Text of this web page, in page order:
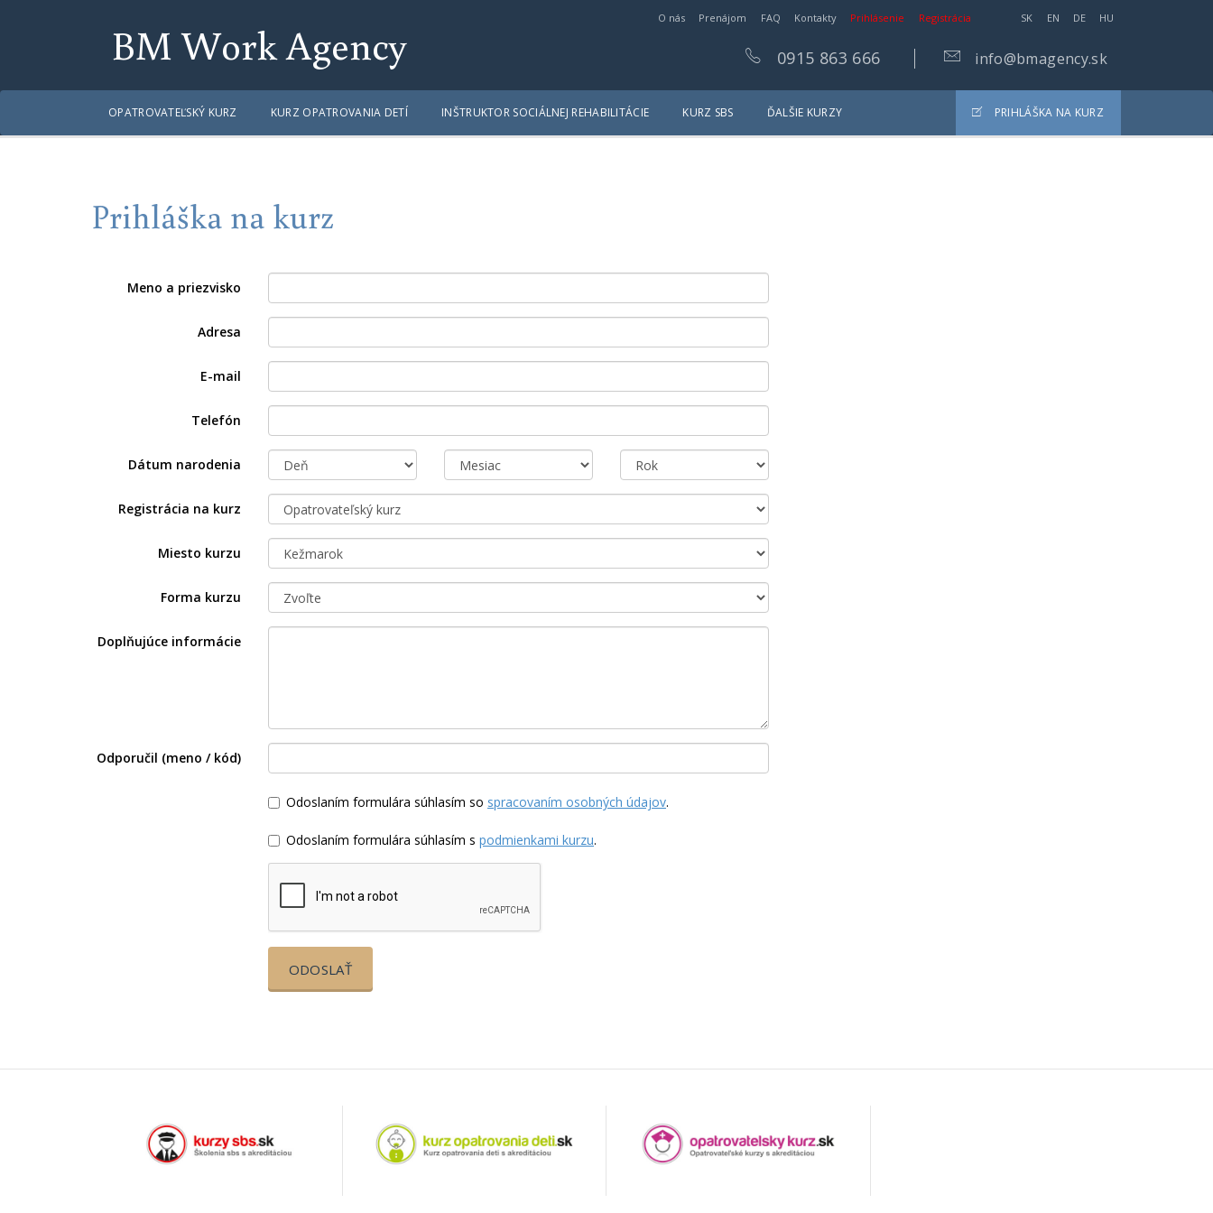
BM Work Agency
SK EN DE HU
O nás Prenájom FAQ Kontakty Prihlásenie Registrácia
0915 863 666 info@bmagency.sk
OPATROVATEĽSKÝ KURZ KURZ OPATROVANIA DETÍ INŠTRUKTOR SOCIÁLNEJ REHABILITÁCIE KURZ SBS ĎALŠIE KURZY PRIHLÁŠKA NA KURZ
Prihláška na kurz
Meno a priezvisko
Adresa
E-mail
Telefón
Dátum narodenia
Registrácia na kurz
Miesto kurzu
Forma kurzu
Doplňujúce informácie
Odporučil (meno / kód)
Odoslaním formulára súhlasím so spracovaním osobných údajov.
Odoslaním formulára súhlasím s podmienkami kurzu.
ODOSLAŤ